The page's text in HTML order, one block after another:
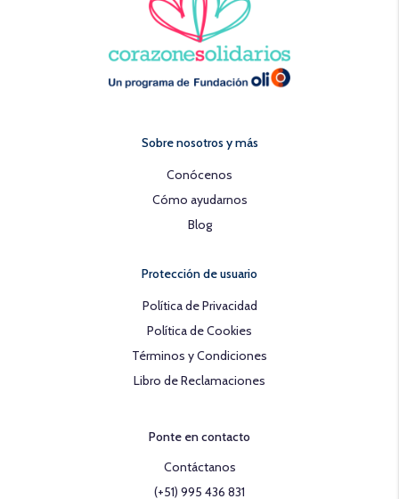
Sobre nosotros y más
Conócenos
Cómo ayudarnos
Blog
Protección de usuario
Política de Privacidad
Política de Cookies
Términos y Condiciones
Libro de Reclamaciones
Ponte en contacto
Contáctanos
(+51) 995 436 831